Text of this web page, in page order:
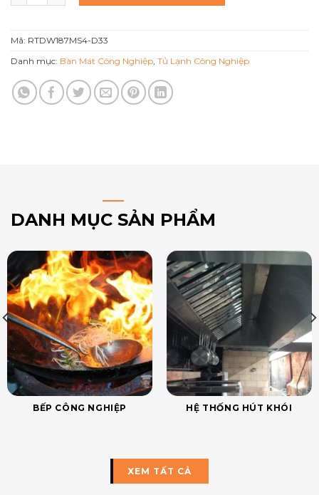
Mã: RTDW187MS4-D33
Danh mục: Bàn Mát Công Nghiệp, Tủ Lạnh Công Nghiệp
DANH MỤC SẢN PHẨM
BẾP CÔNG NGHIỆP HỆ THỐNG HÚT KHÓI
XEM TẤT CẢ